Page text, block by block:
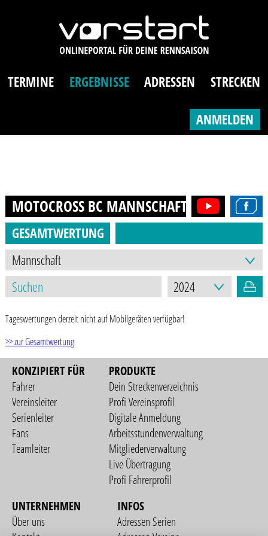
TERMINE ERGEBNISSE ADRESSEN STRECKEN
ANMELDEN
MOTOCROSS BC MANNSCHAFT 2024
GESAMTWERTUNG
Tageswertungen derzeit nicht auf Mobilgeräten verfügbar!
>> zur Gesamtwertung
KONZIPIERT FÜR
Fahrer
Vereinsleiter
Serienleiter
Fans
Teamleiter
PRODUKTE
Dein Streckenverzeichnis
Profi Vereinsprofil
Digitale Anmeldung
Arbeitsstundenverwaltung
Mitgliederverwaltung
Live Übertragung
Profi Fahrerprofil
UNTERNEHMEN
Über uns
INFOS
Adressen Serien